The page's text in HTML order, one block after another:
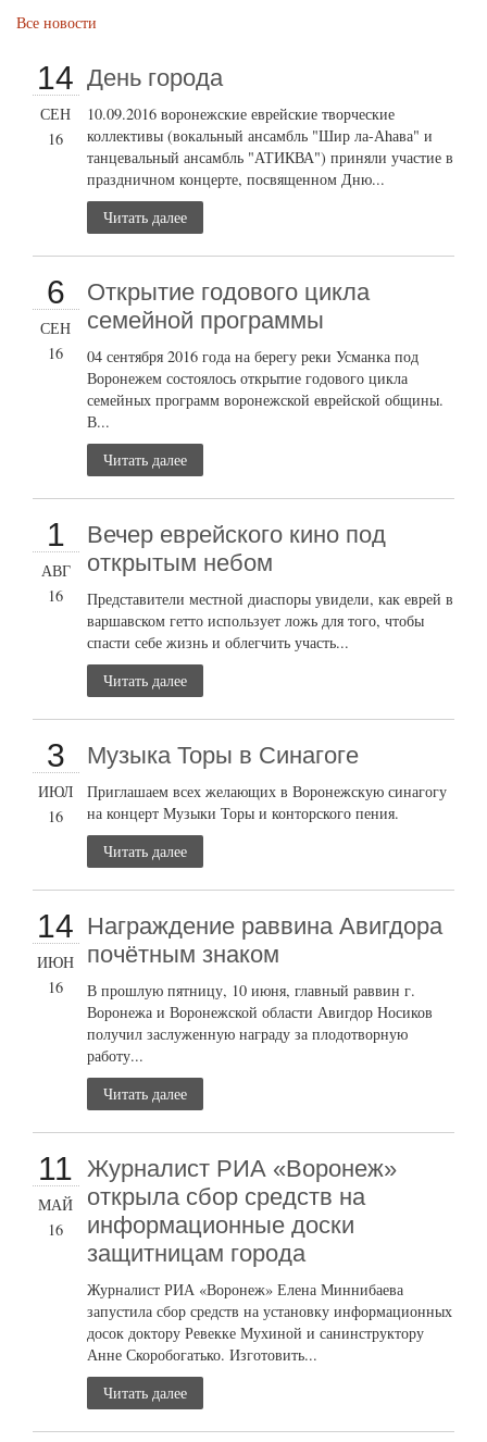
Все новости
14
СЕН
16
День города
10.09.2016 воронежские еврейские творческие
коллективы (вокальный ансамбль "Шир ла-Аhава" и
танцевальный ансамбль "АТИКВА") приняли участие в
праздничном концерте, посвященном Дню...
Читать далее
6
СЕН
16
Открытие годового цикла
семейной программы
04 сентября 2016 года на берегу реки Усманка под
Воронежем состоялось открытие годового цикла
семейных программ воронежской еврейской общины.
В...
Читать далее
1
АВГ
16
Вечер еврейского кино под
открытым небом
Представители местной диаспоры увидели, как еврей в
варшавском гетто использует ложь для того, чтобы
спасти себе жизнь и облегчить участь...
Читать далее
3
ИЮЛ
16
Музыка Торы в Синагоге
Приглашаем всех желающих в Воронежскую синагогу
на концерт Музыки Торы и конторского пения.
Читать далее
14
ИЮН
16
Награждение раввина Авигдора
почётным знаком
В прошлую пятницу, 10 июня, главный раввин г.
Воронежа и Воронежской области Авигдор Носиков
получил заслуженную награду за плодотворную
работу...
Читать далее
11
МАЙ
16
Журналист РИА «Воронеж»
открыла сбор средств на
информационные доски
защитницам города
Журналист РИА «Воронеж» Елена Миннибаева
запустила сбор средств на установку информационных
досок доктору Ревекке Мухиной и санинструктору
Анне Скоробогатько. Изготовить...
Читать далее